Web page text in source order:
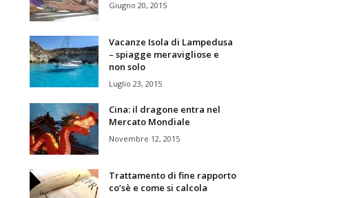
Giugno 20, 2015
Vacanze Isola di Lampedusa
– spiagge meravigliose e
non solo
Luglio 23, 2015
Cina: il dragone entra nel
Mercato Mondiale
Novembre 12, 2015
Trattamento di fine rapporto
co’sè e come si calcola